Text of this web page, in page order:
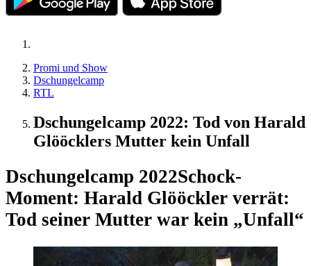
Promi und Show
Dschungelcamp
RTL
Dschungelcamp 2022: Tod von Harald
Glööcklers Mutter kein Unfall
Dschungelcamp 2022Schock-
Moment: Harald Glööckler verrät:
Tod seiner Mutter war kein „Unfall“